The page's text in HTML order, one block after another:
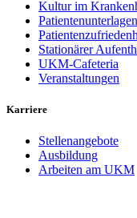
Kultur im
Stationärer
UKM-Cafeteria
Veranstaltungen
Karriere
Stellenangebote
Ausbildung
Arbeiten am UKM